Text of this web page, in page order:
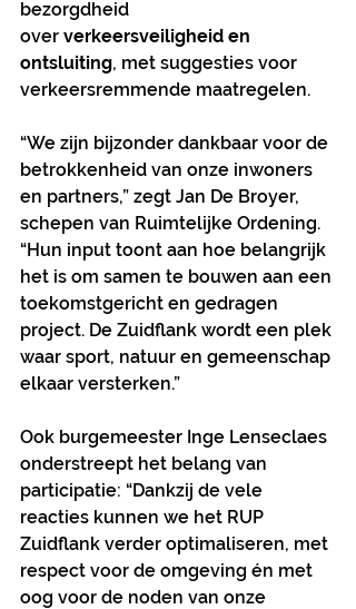
bezorgdheid
over verkeersveiligheid en
ontsluiting, met suggesties voor
verkeersremmende maatregelen.
“We zijn bijzonder dankbaar voor de
betrokkenheid van onze inwoners
en partners,” zegt Jan De Broyer,
schepen van Ruimtelijke Ordening.
“Hun input toont aan hoe belangrijk
het is om samen te bouwen aan een
toekomstgericht en gedragen
project. De Zuidflank wordt een plek
waar sport, natuur en gemeenschap
elkaar versterken.”
Ook burgemeester Inge Lenseclaes
onderstreept het belang van
participatie: “Dankzij de vele
reacties kunnen we het RUP
Zuidflank verder optimaliseren, met
respect voor de omgeving én met
oog voor de noden van onze